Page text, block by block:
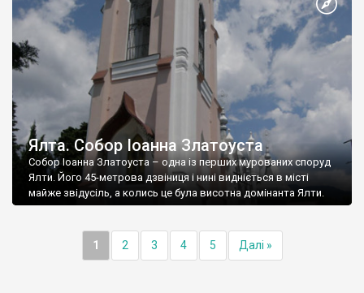
Ялта. Собор Іоанна Златоуста
Собор Іоанна Златоуста – одна із перших мурованих споруд
Ялти. Його 45-метрова дзвіниця і нині видніється в місті
майже звідусіль, а колись це була висотна домінанта Ялти.
1 2 3 4 5 Далі »